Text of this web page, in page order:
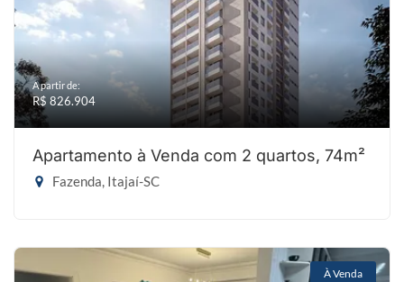
A partir de:
R$ 826.904
Apartamento à Venda com 2 quartos, 74m²
Fazenda, Itajaí-SC
À Venda